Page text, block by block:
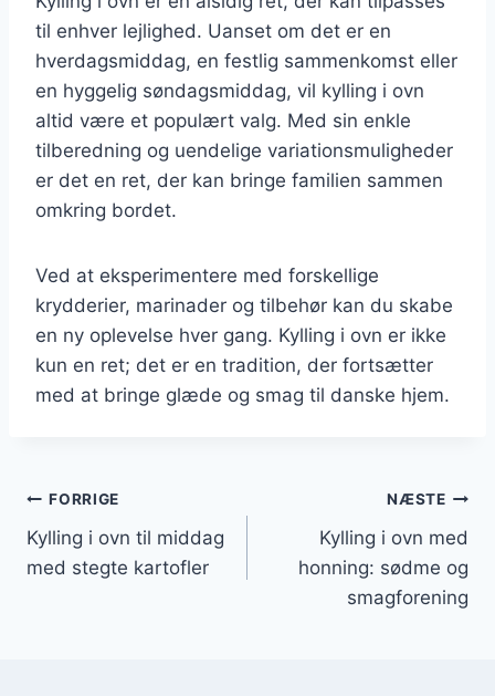
til enhver lejlighed. Uanset om det er en
hverdagsmiddag, en festlig sammenkomst eller
en hyggelig søndagsmiddag, vil kylling i ovn
altid være et populært valg. Med sin enkle
tilberedning og uendelige variationsmuligheder
er det en ret, der kan bringe familien sammen
omkring bordet.
Ved at eksperimentere med forskellige
krydderier, marinader og tilbehør kan du skabe
en ny oplevelse hver gang. Kylling i ovn er ikke
kun en ret; det er en tradition, der fortsætter
med at bringe glæde og smag til danske hjem.
Indlægsnavigation
FORRIGE
Kylling i ovn til middag
med stegte kartofler
NÆSTE
Kylling i ovn med
honning: sødme og
smagforening